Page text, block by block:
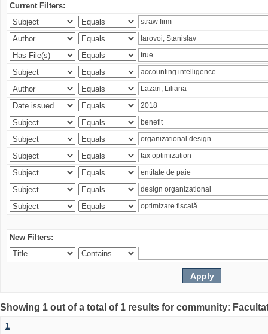
Current Filters:
New Filters:
Showing 1 out of a total of 1 results for community:
1